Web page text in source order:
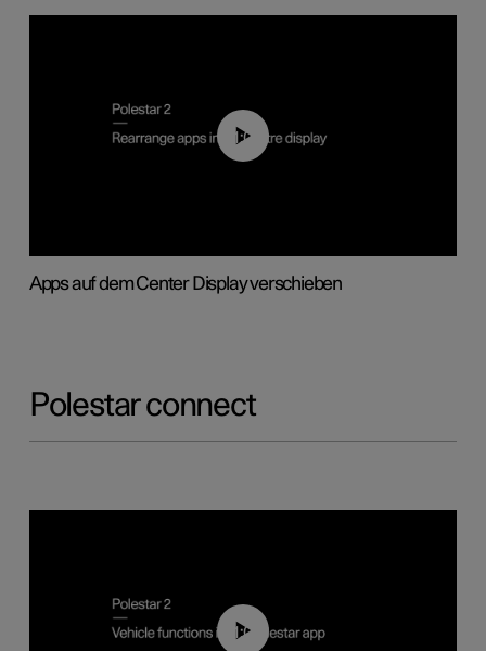
01:05
Apps auf dem Center Display verschieben
Polestar connect
01:04